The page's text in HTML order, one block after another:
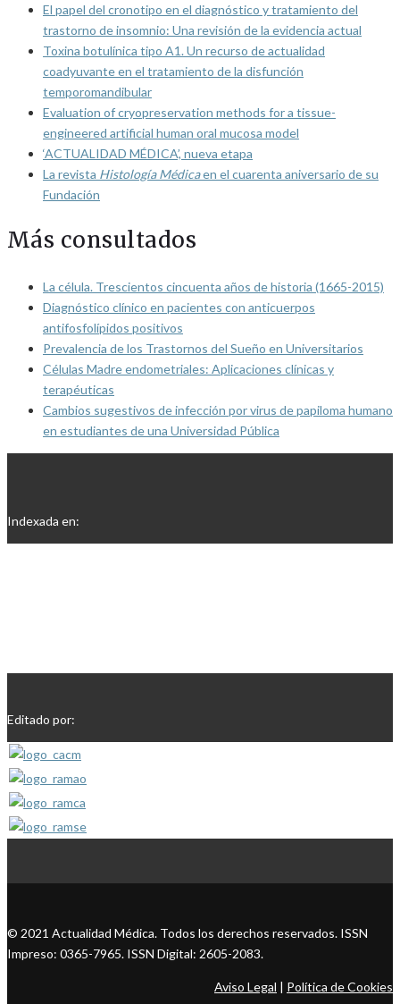
El papel del cronotipo en el diagnóstico y tratamiento del
trastorno de insomnio: Una revisión de la evidencia actual
Toxina botulínica tipo A1. Un recurso de actualidad
coadyuvante en el tratamiento de la disfunción
temporomandibular
Evaluation of cryopreservation methods for a tissue-
engineered artificial human oral mucosa model
‘ACTUALIDAD MÉDICA’, nueva etapa
La revista Histología Médicaen el cuarenta aniversario de su
Fundación
Más consultados
La célula. Trescientos cincuenta años de historia (1665-2015)
Diagnóstico clínico en pacientes con anticuerpos
antifosfolípidos positivos
Prevalencia de los Trastornos del Sueño en Universitarios
Células Madre endometriales: Aplicaciones clínicas y
terapéuticas
Cambios sugestivos de infección por virus de papiloma humano
en estudiantes de una Universidad Pública
Indexada en:
Editado por:
© 2021 Actualidad Médica. Todos los derechos reservados. ISSN
Impreso: 0365-7965. ISSN Digital: 2605-2083.
Aviso Legal | Política de Cookies